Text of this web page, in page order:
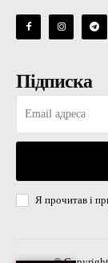
Підписка
Я прочитав і